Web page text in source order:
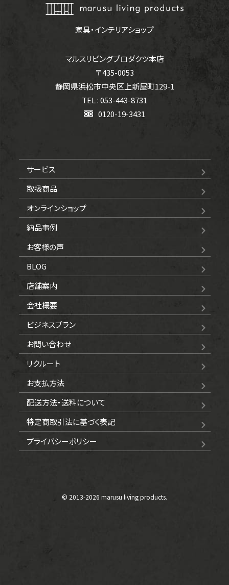
家具・インテリアショップ
マルスリビングプロダクツ本店
〒435-0053
静岡県浜松市中央区上新屋町129-1
TEL : 053-443-8731
0120-19-3431
サービス
取扱商品
オンラインショップ
納品事例
お客様の声
BLOG
店舗案内
会社概要
ビジネスプラン
お問い合わせ
リクルート
お支払方法
配送方法・送料について
特定商取引法に基づく表記
プライバシーポリシー
© 2013-2026 marusu living products.